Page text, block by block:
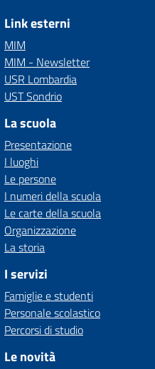
Link esterni
MIM
MIM - Newsletter
USR Lombardia
UST Sondrio
La scuola
Presentazione
I luoghi
Le persone
I numeri della scuola
Le carte della scuola
Organizzazione
La storia
I servizi
Famiglie e studenti
Personale scolastico
Percorsi di studio
Le novità